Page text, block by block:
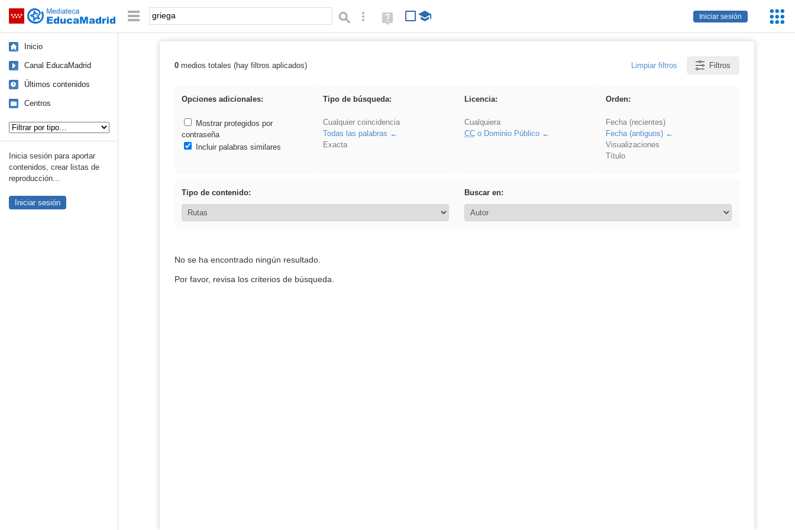
Saltar navegación
Iniciar sesión
Palabra o frase: Búsqueda avanzada
Ayuda
(en
Inicio
Canal EducaMadrid
Últimos contenidos
Centros
Inicia sesión para aportar
contenidos, crear listas de
reproducción...
Iniciar sesión
Resultados de: griega
0medios totales (hay filtros aplicados) Limpiar filtros Filtros
Opciones adicionales:
Mostrar protegidos por
contraseña
Incluir palabras similares
Tipo de búsqueda:
Cualquier coincidencia
Todas las palabras
Exacta
Licencia:
Cualquiera
CCo Dominio Público
Orden:
Fecha (recientes)
Fecha (antiguos)
Visualizaciones
Título
Tipo de contenido: Buscar en:
No se ha encontrado ningún resultado.
Por favor, revisa los criterios de búsqueda.